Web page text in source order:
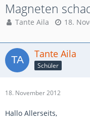
Magneten
Tante Aila 18.
Tante Aila
Schüler
18. November 2012
Hallo Allerseits,